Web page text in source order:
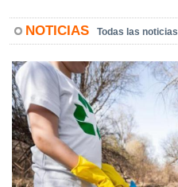
NOTICIAS Todas las noticias